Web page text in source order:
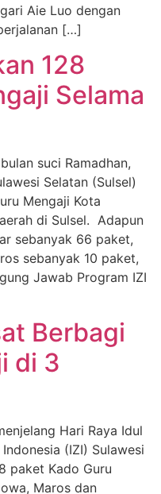
Aie Luo dengan
[…]
128
Selama
suci Ramadhan,
Selatan (Sulsel)
Mengaji Kota
di Sulsel. Adapun
sebanyak 66 paket,
sebanyak 10 paket,
Jawab Program IZI
Berbagi
di 3
Hari Raya Idul
(IZI) Sulawesi
paket Kado Guru
Maros dan